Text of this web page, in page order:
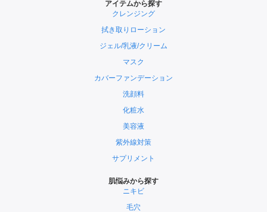
アイテムから探す
クレンジング
拭き取りローション
ジェル/乳液/クリーム
マスク
カバーファンデーション
洗顔料
化粧水
美容液
紫外線対策
サプリメント
肌悩みから探す
ニキビ
毛穴